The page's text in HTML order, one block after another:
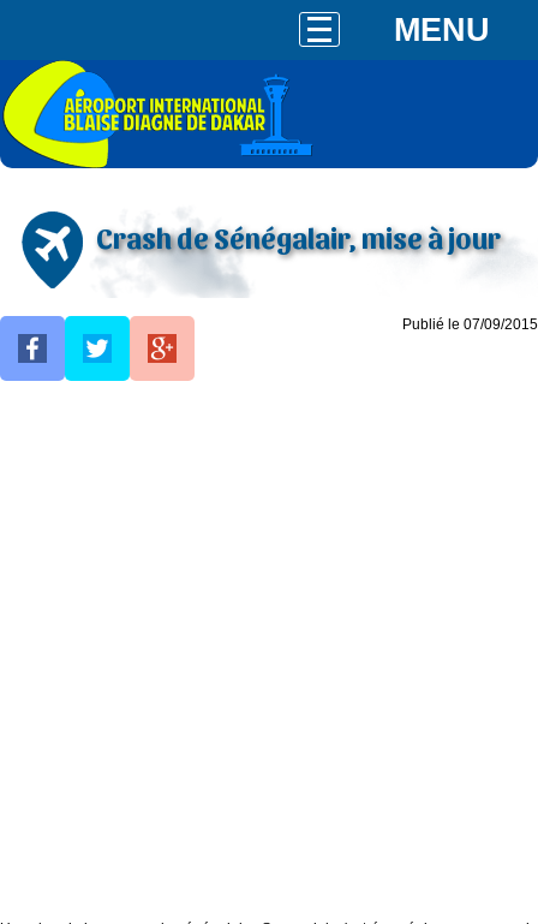
MENU
Crash de Sénégalair, mise à jour
Publié le 07/09/2015